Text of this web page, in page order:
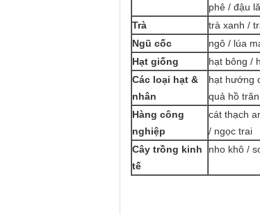
phê / đậu
Trà
trà xanh /
Ngũ cốc
ngô / lúa
Hạt giống
hạt bông /
Các loại hạt &
nhân
hạt hướng
quả hồ trăn
Hàng công
nghiệp
cát thạch
/ ngọc trai
Cây trồng kinh
tế
nho khô /